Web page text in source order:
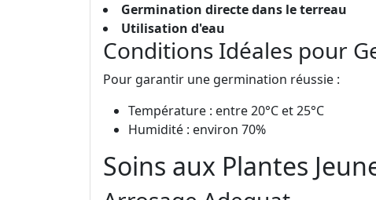
Germination directe dans le terreau
Utilisation d'eau
Conditions Idéales pour
Pour garantir une germination réussie :
Température : entre 20°C et 25°C
Humidité : environ 70%
Soins aux Plantes